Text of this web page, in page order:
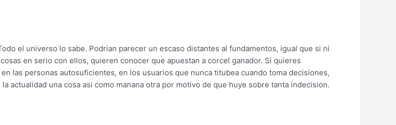
el universo lo sabe. Podri­an parecer un escaso distantes al fundamentos, igual que si ni
en serio con ellos, quieren conocer que apuestan a corcel ganador. Si quieres
las personas autosuficientes, en los usuarios que nunca titubea cuando toma decisiones,
actualidad una cosa asi­ como manana otra por motivo de que huye sobre tanta indecision.